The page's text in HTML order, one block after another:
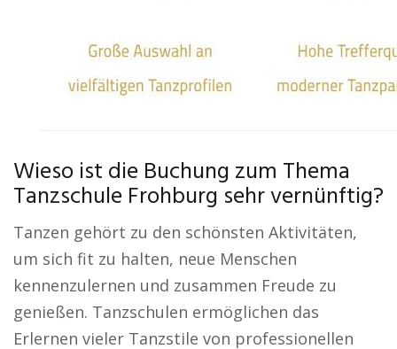
Wieso ist die Buchung zum Thema
Tanzschule Frohburg sehr vernünftig?
Tanzen gehört zu den schönsten Aktivitäten,
um sich fit zu halten, neue Menschen
kennenzulernen und zusammen Freude zu
genießen. Tanzschulen ermöglichen das
Erlernen vieler Tanzstile von professionellen